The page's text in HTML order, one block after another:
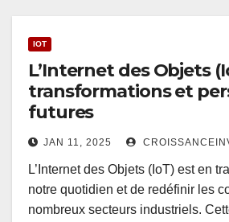
IOT
L’Internet des Objets
transformations et
futures
JAN 11, 2025
L’Internet des Objets (IoT) est en
notre quotidien et de redéfinir les
nombreux secteurs industriels.